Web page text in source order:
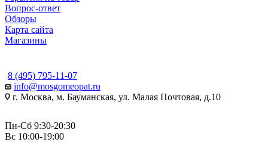
Вопрос-ответ
Обзоры
Карта сайта
Магазины
8 (495) 795-11-07
info@mosgomeopat.ru
г. Москва, м. Бауманская, ул. Малая Почтовая, д.10
Пн-Сб 9:30-20:30
Вс 10:00-19:00